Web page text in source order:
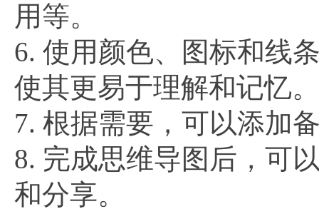
用等。
6. 使用颜色、图标和线
使其更易于理解和记忆。
7. 根据需要，可以添加
8. 完成思维导图后，可
和分享。